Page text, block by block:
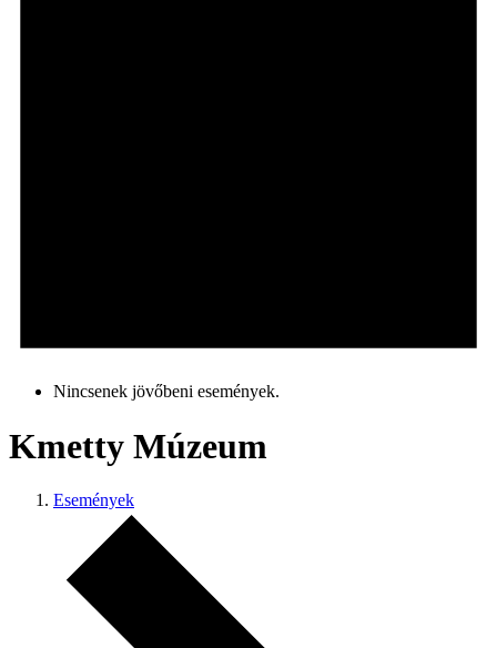
Nincsenek jövőbeni események.
Kmetty Múzeum
Események